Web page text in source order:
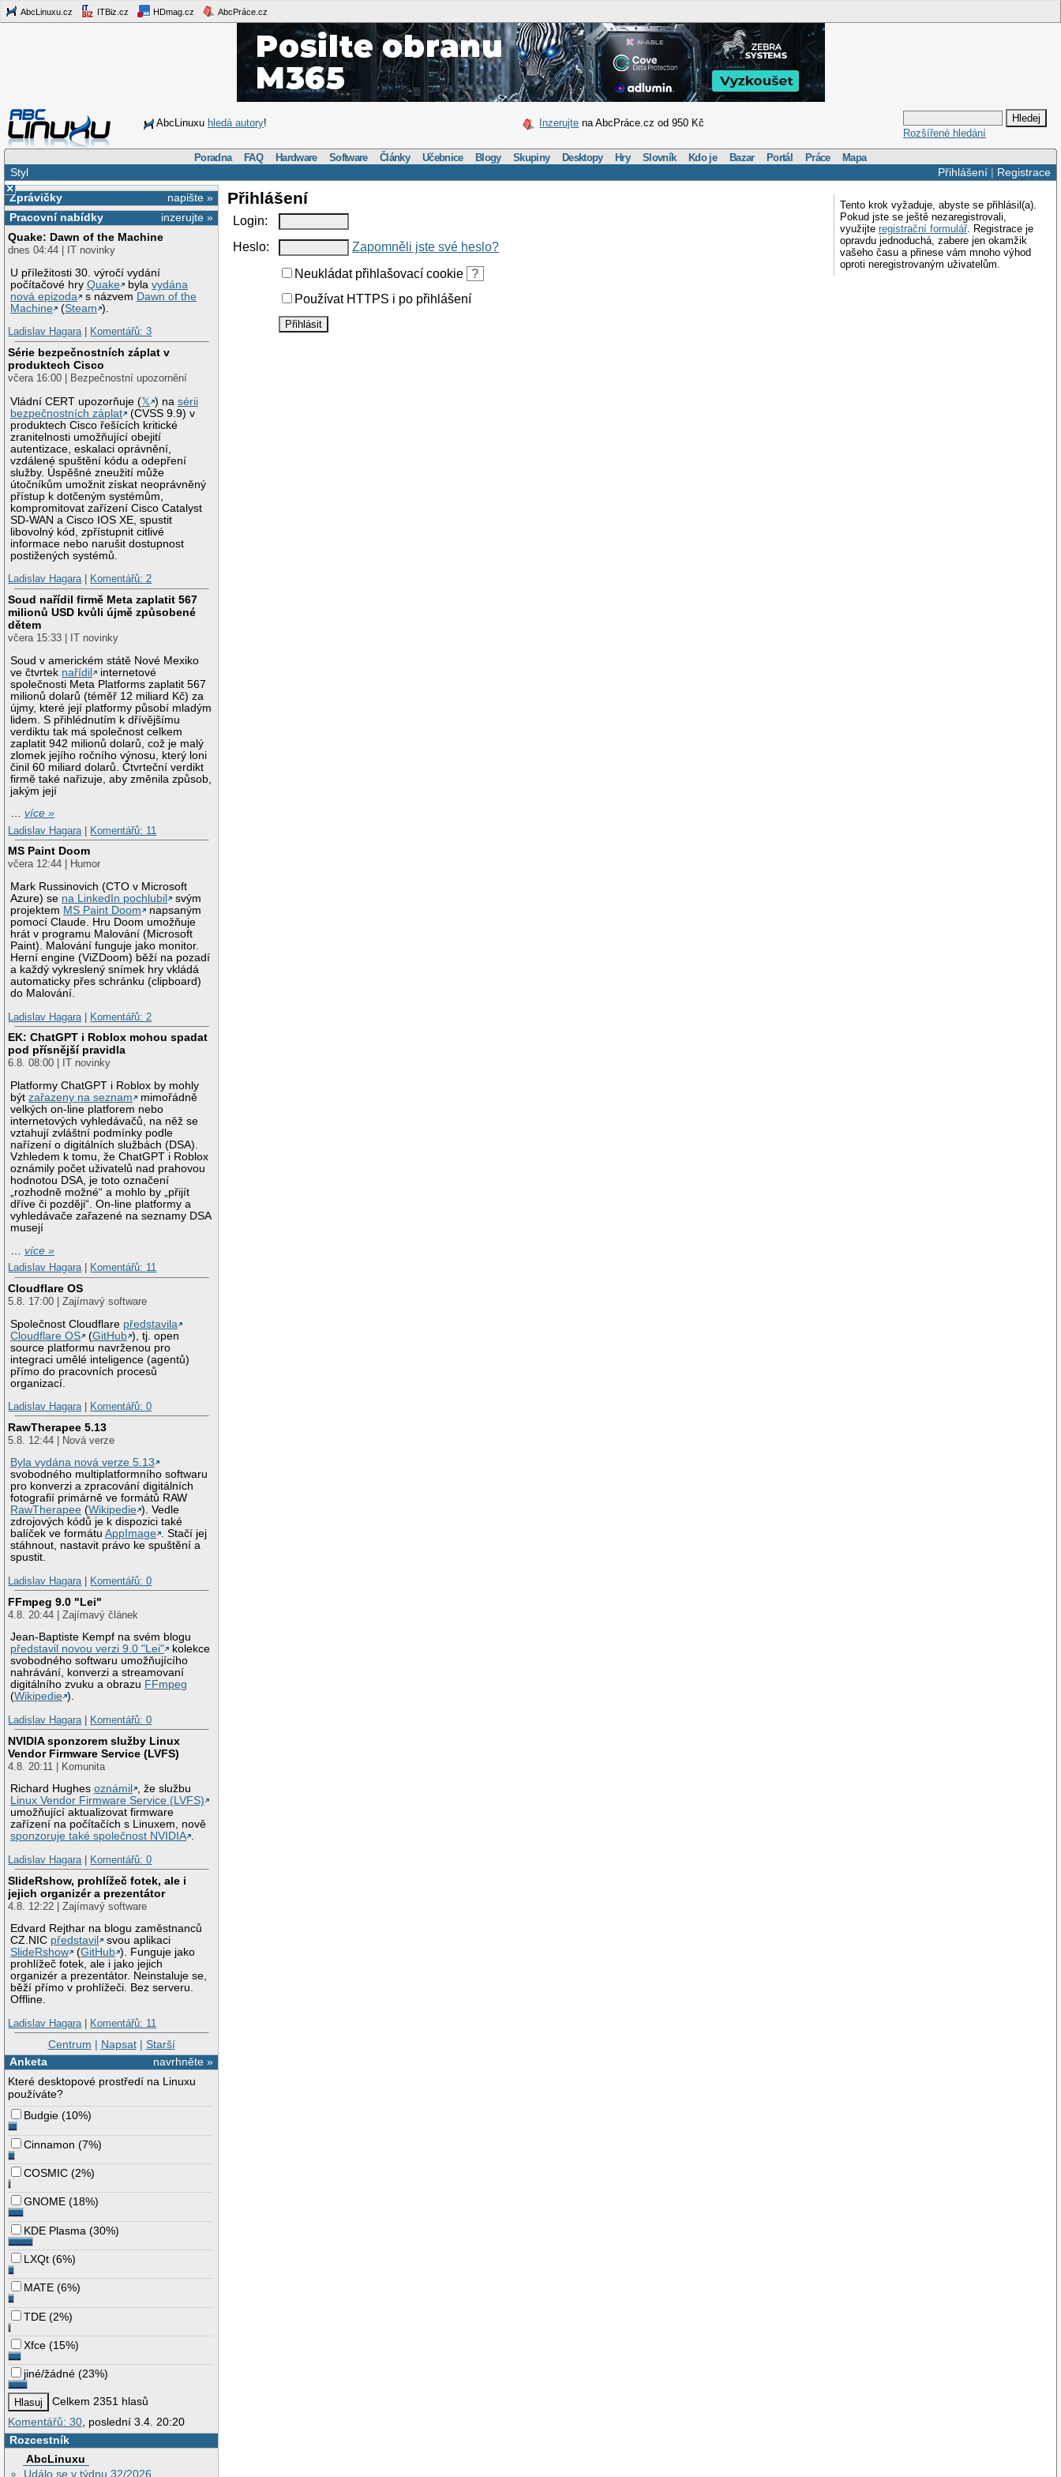
AbcLinuxu.cz ITBiz.cz HDmag.cz AbcPráce.cz
AbcLinuxu hledá autory! Inzerujte na AbcPráce.cz od 950 Kč
Rozšířené hledání
Poradna FAQ Hardware Software Články Učebnice Blogy Skupiny Desktopy Hry Slovník Kdo je Bazar Portál Práce Mapa
Přihlášení| Registrace
Styl
×
napište »
Zprávičky
inzerujte »
Pracovní nabídky
Quake: Dawn of the Machine
dnes 04:44 | IT novinky
U příležitosti 30. výročí vydání
počítačové hryQuake bylavydána
nová epizoda
s názvem Dawn of the
Machine
(Steam ).
Ladislav Hagara| Komentářů: 3
Série bezpečnostních záplat v
produktech Cisco
včera 16:00 | Bezpečnostní upozornění
Vládní CERT upozorňuje (𝕏 ) nasérii
bezpečnostních záplat
(CVSS 9.9) v
produktech Cisco řešících kritické
zranitelnosti umožňující obejití
autentizace, eskalaci oprávnění,
vzdálené spuštění kódu a odepření
služby. Úspěšné zneužití může
útočníkům umožnit získat neoprávněný
přístup k dotčeným systémům,
kompromitovat zařízení Cisco Catalyst
SD-WAN a Cisco IOS XE, spustit
libovolný kód, zpřístupnit citlivé
informace nebo narušit dostupnost
postižených systémů.
Ladislav Hagara| Komentářů: 2
Soud nařídil firmě Meta zaplatit 567
milionů USD kvůli újmě způsobené
dětem
včera 15:33 | IT novinky
Soud v americkém státě Nové Mexiko
ve čtvrtek nařídil
internetové
společnosti Meta Platforms zaplatit 567
milionů dolarů (téměř 12 miliard Kč) za
újmy, které její platformy působí mladým
lidem. S přihlédnutím k dřívějšímu
verdiktu tak má společnost celkem
zaplatit 942 milionů dolarů, což je malý
zlomek jejího ročního výnosu, který loni
činil 60 miliard dolarů. Čtvrteční verdikt
firmě také nařizuje, aby změnila způsob,
jakým její
…více »
Ladislav Hagara
Komentářů: 11
MS Paint Doom
včera 12:44 | Humor
Mark Russinovich (CTO v Microsoft
Azure) se na LinkedIn pochlubil
svým
projektem MS Paint Doom
napsaným
pomocí Claude. Hru Doom umožňuje
hrát v programu Malování (Microsoft
Paint). Malování funguje jako monitor.
Herní engine (ViZDoom) běží na pozadí
a každý vykreslený snímek hry vkládá
automaticky přes schránku (clipboard)
do Malování.
Ladislav Hagara
Komentářů: 2
EK: ChatGPT i Roblox mohou spadat
pod přísnější pravidla
6.8. 08:00 | IT novinky
Platformy ChatGPT i Roblox by mohly
býtzařazeny na seznam
mimořádně
velkých on-line platforem nebo
internetových vyhledávačů, na něž se
vztahují zvláštní podmínky podle
nařízení o digitálních službách (DSA).
Vzhledem k tomu, že ChatGPT i Roblox
oznámily počet uživatelů nad prahovou
hodnotou DSA, je toto označení
„rozhodně možné“ a mohlo by „přijít
dříve či později“. On-line platformy a
vyhledávače zařazené na seznamy DSA
musejí
…více »
Ladislav Hagara| Komentářů: 11
Cloudflare OS
5.8. 17:00 | Zajímavý software
Společnost Cloudflare představila
Cloudflare OS
(GitHub ), tj. open
source platformu navrženou pro
integraci umělé inteligence (agentů)
přímo do pracovních procesů
organizací.
Ladislav Hagara| Komentářů: 0
RawTherapee 5.13
5.8. 12:44 | Nová verze
Byla vydána nová verze 5.13
svobodného multiplatformního softwaru
pro konverzi a zpracování digitálních
fotografií primárně ve formátů RAW
RawTherapee (Wikipedie ). Vedle
zdrojových kódů je k dispozici také
balíček ve formátuAppImage . Stačí jej
stáhnout, nastavit právo ke spuštění a
spustit.
Ladislav Hagara| Komentářů: 0
FFmpeg 9.0 "Lei"
4.8. 20:44 | Zajímavý článek
Jean-Baptiste Kempf na svém blogu
představil novou verzi 9.0 "Lei"
kolekce
svobodného softwaru umožňujícího
nahrávání, konverzi a streamovaní
digitálního zvuku a obrazu FFmpeg
(Wikipedie ).
Ladislav Hagara| Komentářů: 0
NVIDIA sponzorem služby Linux
Vendor Firmware Service (LVFS)
4.8. 20:11 | Komunita
Richard Hughesoznámil
, že službu
Linux Vendor Firmware Service (LVFS)
umožňující aktualizovat firmware
zařízení na počítačích s Linuxem, nově
sponzoruje také společnost NVIDIA .
Ladislav Hagara| Komentářů: 0
SlideRshow, prohlížeč fotek, ale i
jejich organizér a prezentátor
4.8. 12:22 | Zajímavý software
Edvard Rejthar na blogu zaměstnanců
CZ.NIC představil
svou aplikaci
SlideRshow
(GitHub ). Funguje jako
prohlížeč fotek, ale i jako jejich
organizér a prezentátor. Neinstaluje se,
běží přímo v prohlížeči. Bez serveru.
Offline.
Ladislav Hagara| Komentářů: 11
Centrum | Napsat| Starší
navrhněte »
Anketa
Které desktopové prostředí na Linuxu
používáte?
Budgie (10%)
Cinnamon (7%)
COSMIC (2%)
GNOME (18%)
KDE Plasma (30%)
LXQt (6%)
MATE (6%)
TDE (2%)
Xfce (15%)
jiné/žádné (23%)
Celkem 2351 hlasů
Komentářů: 30 , poslední 3.4. 20:20
Rozcestník
AbcLinuxu
Událo se v týdnu 32/2026
Tento krok vyžaduje, abyste se přihlásil(a).
Pokud jste se ještě nezaregistrovali,
využijte registrační formulář. Registrace je
opravdu jednoduchá, zabere jen okamžik
vašeho času a přinese vám mnoho výhod
oproti neregistrovaným uživatelům.
Přihlášení
Login:
Heslo:
Zapomněli jste své heslo?
Neukládat přihlašovací cookie
?
Používat HTTPS i po přihlášení